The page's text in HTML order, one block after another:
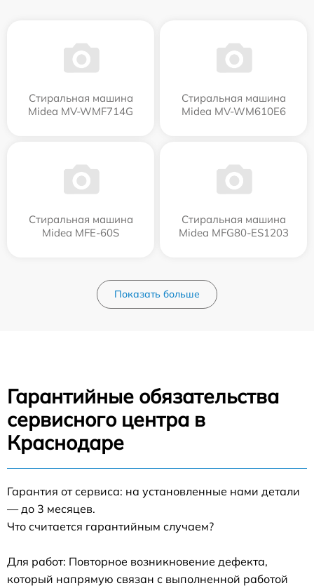
Стиральная машина
Midea MV-WMF714G
Стиральная машина
Midea MV-WM610E6
Стиральная машина
Midea MFE-60S
Стиральная машина
Midea MFG80-ES1203
Показать больше
Гарантийные обязательства
сервисного центра в
Краснодаре
Гарантия от сервиса: на установленные нами детали
— до 3 месяцев.
Что считается гарантийным случаем?
Для работ: Повторное возникновение дефекта,
который напрямую связан с выполненной работой